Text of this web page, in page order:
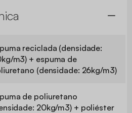
reciclada (densidade:
m3) + espuma de
(densidade: 26kg/m3)
de poliuretano
20kg/m3) + poliéster